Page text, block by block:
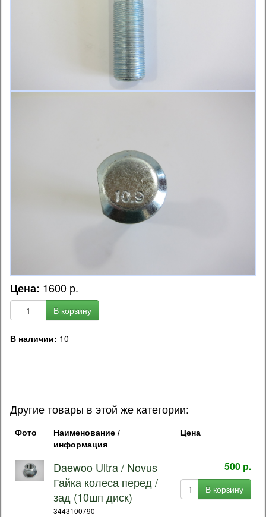
Цена: 1600 р.
В корзину
В наличии: 10
Другие товары в этой же категории:
Фото
Наименование /
информация
Цена
Daewoo Ultra / Novus
Гайка колеса перед /
зад (10шп диск)
3443100790
500 р.
В корзину